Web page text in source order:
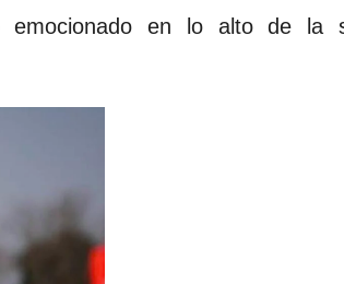
emocionado en lo alto de la